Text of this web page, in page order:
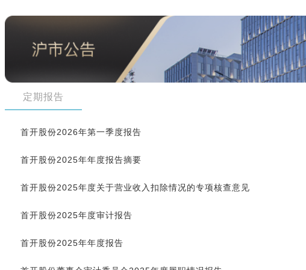
定期报告
首开股份2026年第一季度报告
首开股份2025年年度报告摘要
首开股份2025年度关于营业收入扣除情况的专项核查意见
首开股份2025年度审计报告
首开股份2025年年度报告